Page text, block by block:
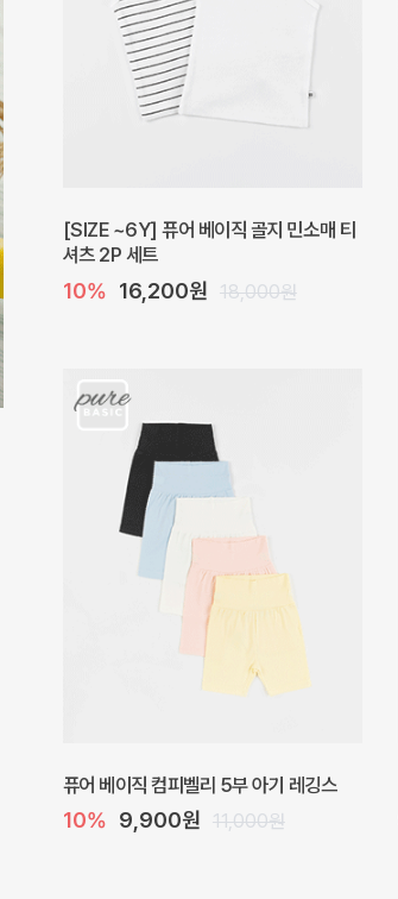
캐더린 뷔스티에 미니 아기 원피스
10% 24,300원
20% 29,600원 37,000원